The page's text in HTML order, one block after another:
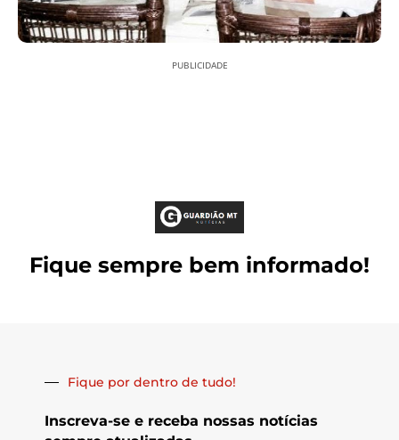
PUBLICIDADE
Fique sempre bem informado!
Fique por dentro de tudo!
Inscreva-se e receba nossas notícias